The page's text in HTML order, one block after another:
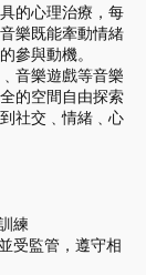
的心理治療，每
樂既能牽動情緒
參與動機。
音樂遊戲等音樂
的空間自由探索
社交﹑情緒﹑心
練
受監管，遵守相